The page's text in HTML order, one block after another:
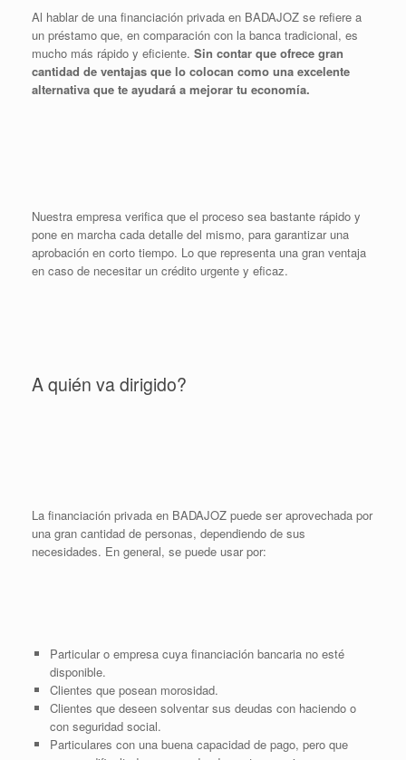
Al hablar de una financiación privada en BADAJOZ se refiere a
un préstamo que, en comparación con la banca tradicional, es
mucho más rápido y eficiente. Sin contar que ofrece gran
cantidad de ventajas que lo colocan como una excelente
alternativa que te ayudará a mejorar tu economía.
Nuestra empresa verifica que el proceso sea bastante rápido y
pone en marcha cada detalle del mismo, para garantizar una
aprobación en corto tiempo. Lo que representa una gran ventaja
en caso de necesitar un crédito urgente y eficaz.
A quién va dirigido?
La financiación privada en BADAJOZ puede ser aprovechada por
una gran cantidad de personas, dependiendo de sus
necesidades. En general, se puede usar por:
Particular o empresa cuya financiación bancaria no esté
disponible.
Clientes que posean morosidad.
Clientes que deseen solventar sus deudas con haciendo o
con seguridad social.
Particulares con una buena capacidad de pago, pero que